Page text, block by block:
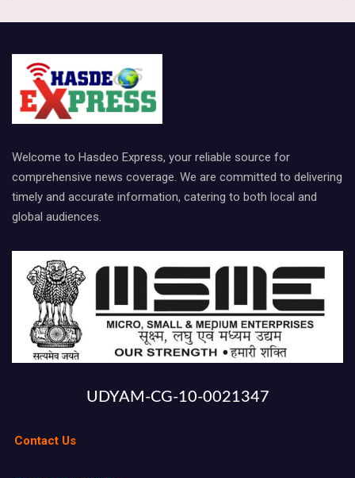
Welcome to Hasdeo Express, your reliable source for
comprehensive news coverage. We are committed to delivering
timely and accurate information, catering to both local and
global audiences.
UDYAM-CG-10-0021347
Contact Us